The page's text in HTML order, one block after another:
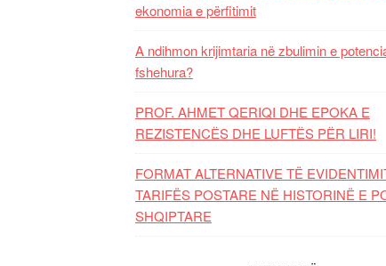
ekonomia e përfitimit
A ndihmon krijimtaria në zbulimin e
fshehura?
PROF. AHMET QERIQI DHE EPOKA E
REZISTENCЁS DHE LUFTЁS PЁR LIRI!
FORMAT ALTERNATIVE TË
TARIFËS POSTARE NË HISTORINË E
SHQIPTARE